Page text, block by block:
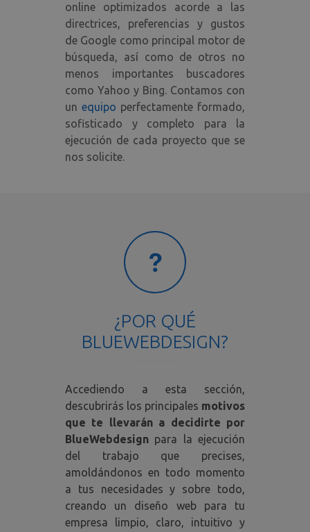
online optimizados acorde a las
directrices, preferencias y gustos
de Google como principal motor de
búsqueda, así como de otros no
menos importantes buscadores
como Yahoo y Bing. Contamos con
un equipo perfectamente formado,
sofisticado y completo para la
ejecución de cada proyecto que se
nos solicite.
¿POR QUÉ
BLUEWEBDESIGN?
Accediendo a esta sección,
descubrirás los principales motivos
que te llevarán a decidirte por
BlueWebdesign para la ejecución
del trabajo que precises,
amoldándonos en todo momento
a tus necesidades y sobre todo,
creando un diseño web para tu
empresa limpio, claro, intuitivo y